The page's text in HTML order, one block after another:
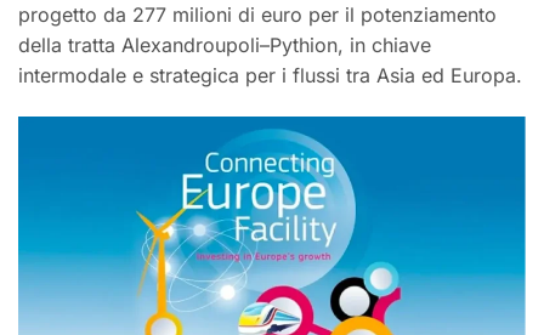
progetto da 277 milioni di euro per il potenziamento
della tratta Alexandroupoli–Pythion, in chiave
intermodale e strategica per i flussi tra Asia ed Europa.